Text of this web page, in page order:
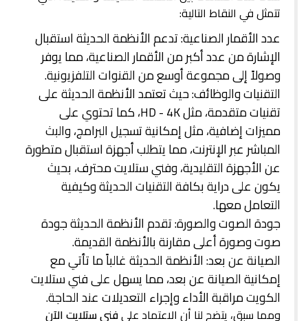
تتمثل في النقاط التالية:
عدد الأقمار الصناعية: تدعم الأنظمة الحديثة استقبال
الإشارة من عدد أكبر من الأقمار الصناعية، مما يوفر
وصولاً إلى مجموعة أوسع من القنوات التلفزيونية.
التقنيات والوظائف: حيث تعتمد الأنظمة الحديثة على
تقنيات متقدمة، مثل HD - 4K، كما تحتوي على
مميزات إضافية، مثل إمكانية تسجيل البرامج، والبث
المباشر عبر الإنترنت، مما يتطلب أجهزة استقبال متطورة
عن الأجهزة التقليدية، وفني ستلايت محترف، بحيث
يكون على دراية بكافة التقنيات الحديثة وكيفية
التعامل معها.
جودة الصوت والصورة: تقدم الأنظمة الحديثة جودة
صوت وصورة أعلى مقارنة بالأنظمة القديمة.
الصيانة عن بعد: الأنظمة الحديثة غالباً ما تأتي مع
إمكانية الصيانة عن بعد، مما يسهل على فني ستلايت
الكويت مراقبة الأداء وإجراء التعديلات عند الحاجة.
ومما سبق، يتضح لنا أن الاعتماد علىفني ستلايت الآن